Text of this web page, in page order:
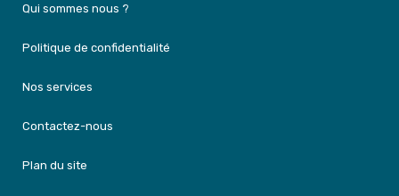
Qui sommes nous ?
Politique de confidentialité
Nos services
Contactez-nous
Plan du site